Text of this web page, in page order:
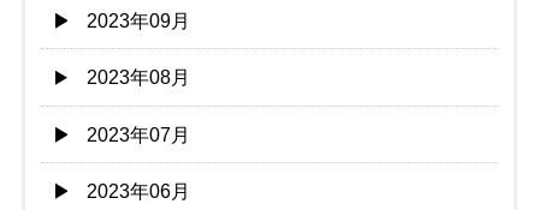
2023年09月
2023年08月
2023年07月
2023年06月